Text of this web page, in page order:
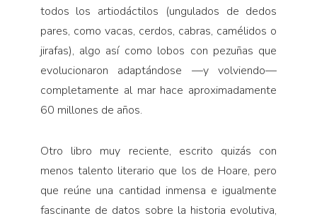
todos los artiodáctilos (ungulados de dedos
pares, como vacas, cerdos, cabras, camélidos o
jirafas), algo así como lobos con pezuñas que
evolucionaron adaptándose —y volviendo—
completamente al mar hace aproximadamente
60 millones de años.
Otro libro muy reciente, escrito quizás con
menos talento literario que los de Hoare, pero
que reúne una cantidad inmensa e igualmente
fascinante de datos sobre la historia evolutiva,